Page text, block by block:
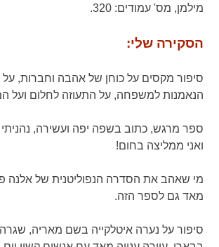
מילמן, מס' עמודים: 320.
הסקירה שלי:
סיפור מקסים על כוחן של אהבה וחברות, על
הנאמנות למשפחה, על התעוזה לחלום ועל
ספר מרגש, כתוב בשפה יפה ועשירה,
ואני ממליצה בחום!
מי שאהב את הסדרה הנפוליטנית של אלנה
מאד גם לספר הזה.
סיפור על נערה איטלקייה בשם מאריה, שגרה